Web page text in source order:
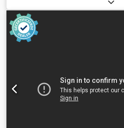
informatie Bouwjaar: 2008
Technische informatie Aantal
Leeggewicht: 10.500 kg
Technische staat: zeer goed